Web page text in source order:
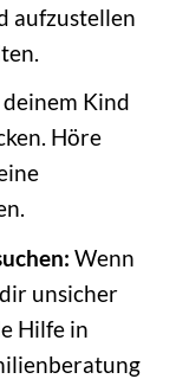
aufzustellen
Kind
Höre
Wenn
unsicher
Hilfe in